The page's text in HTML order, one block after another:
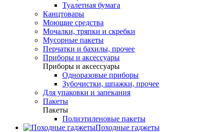
Туалетная бумага
Канцтовары
Моющие средства
Мочалки, тряпки и скребки
Мусорные пакеты
Перчатки и бахилы, прочее
Приборы и аксессуары
Приборы и аксессуары
Одноразовые приборы
Зубочистки, шпажки, прочее
Для упаковки и запекания
Пакеты
Пакеты
Полиэтиленовые пакеты
Походные гаджеты